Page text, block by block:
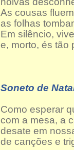
As cousas
as folhas
Em silêncio,
e, morto, és tão
Soneto de
Como esperar
com a mesa, a
desate em
de canções e